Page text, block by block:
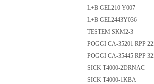
L+B GEL210 Y007
L+B GEL2443Y036
TESTEM SKM2-3
POGGI CA-35201 RPP
POGGI CA-35445 RPP
SICK T4000-2DRNAC
SICK T4000-1KBA